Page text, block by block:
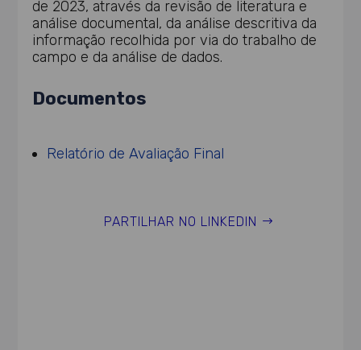
de 2023, através da revisão de literatura e
análise documental, da análise descritiva da
informação recolhida por via do trabalho de
campo e da análise de dados.
Documentos
Relatório de Avaliação Final
PARTILHAR NO LINKEDIN